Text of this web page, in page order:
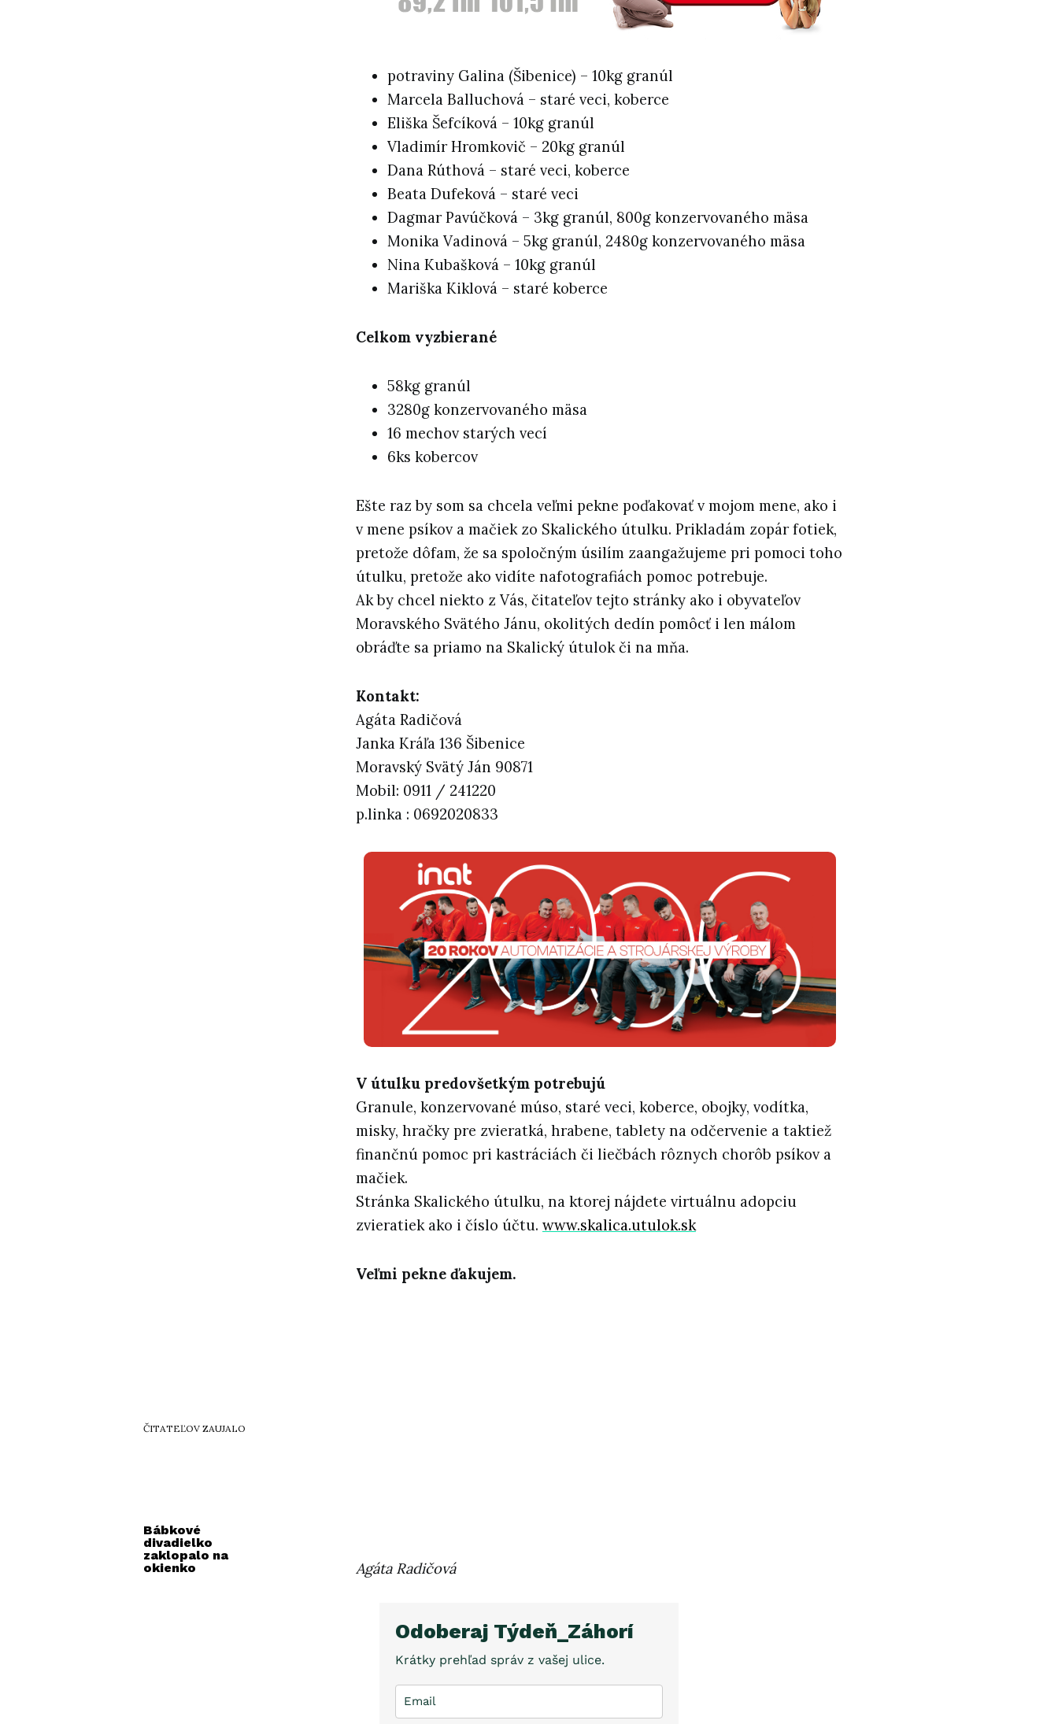
ČITATEĽOV ZAUJALO
Bábkové
divadielko
zaklopalo na
okienko
potraviny Galina (Šibenice) – 10kg granúl
Marcela Balluchová – staré veci, koberce
Eliška Šefcíková – 10kg granúl
Vladimír Hromkovič – 20kg granúl
Dana Rúthová – staré veci, koberce
Beata Dufeková – staré veci
Dagmar Pavúčková – 3kg granúl, 800g konzervovaného mäsa
Monika Vadinová – 5kg granúl, 2480g konzervovaného mäsa
Nina Kubašková – 10kg granúl
Mariška Kiklová – staré koberce
Celkom vyzbierané
58kg granúl
3280g konzervovaného mäsa
16 mechov starých vecí
6ks kobercov
Ešte raz by som sa chcela veľmi pekne poďakovať v mojom mene, ako i
v mene psíkov a mačiek zo Skalického útulku. Prikladám zopár fotiek,
pretože dôfam, že sa spoločným úsilím zaangažujeme pri pomoci toho
útulku, pretože ako vidíte nafotografiách pomoc potrebuje.
Ak by chcel niekto z Vás, čitateľov tejto stránky ako i obyvateľov
Moravského Svätého Jánu, okolitých dedín pomôcť i len málom
obráďte sa priamo na Skalický útulok či na mňa.
Kontakt:
Agáta Radičová
Janka Kráľa 136 Šibenice
Moravský Svätý Ján 90871
Mobil: 0911 / 241220
p.linka : 0692020833
V útulku predovšetkým potrebujú
Granule, konzervované múso, staré veci, koberce, obojky, vodítka,
misky, hračky pre zvieratká, hrabene, tablety na odčervenie a taktiež
finančnú pomoc pri kastráciách či liečbách rôznych chorôb psíkov a
mačiek.
Stránka Skalického útulku, na ktorej nájdete virtuálnu adopciu
zvieratiek ako i číslo účtu. www.skalica.utulok.sk
Veľmi pekne ďakujem.
Agáta Radičová
Odoberaj Týdeň_Záhorí
Krátky prehľad správ z vašej ulice.